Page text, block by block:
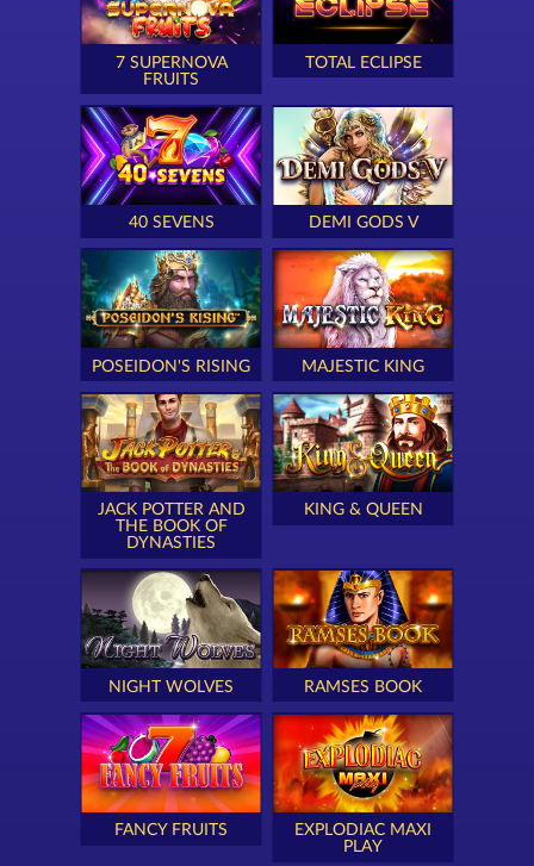
7 SUPERNOVA
FRUITS
TOTAL ECLIPSE
40 SEVENS DEMI GODS V
POSEIDON'S RISING MAJESTIC KING
JACK POTTER AND
THE BOOK OF
DYNASTIES
KING & QUEEN
NIGHT WOLVES RAMSES BOOK
FANCY FRUITS
EXPLODIAC MAXI
PLAY